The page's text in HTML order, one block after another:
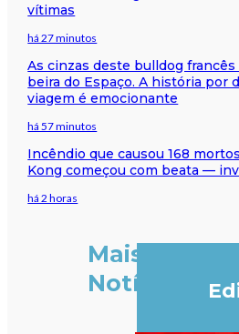
vítimas
há 27 minutos
As cinzas deste bulldog francês
beira do Espaço. A história por
viagem é emocionante
há 57 minutos
Incêndio que causou 168
Kong começou com beata —
há 2 horas
Mais
Notícias